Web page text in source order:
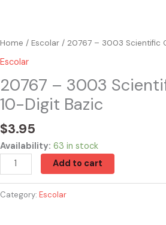
Home / Escolar / 20767 – 3003 Scientific
Escolar
20767 – 3003
10-Digit Bazic
$3.95
Availability: 63 in stock
Add to cart
Category: Escolar